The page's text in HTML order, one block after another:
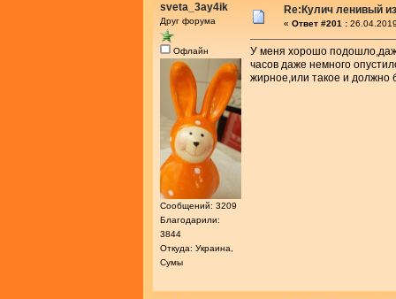
sveta_3ay4ik
Друг форума
Офлайн
Сообщений: 3209
Благодарили:
3844
Откуда: Украина,
Сумы
Re:Кулич ленивый
« Ответ #201 :
У меня хорошо
часов даже немного
жирное,или такое и должно